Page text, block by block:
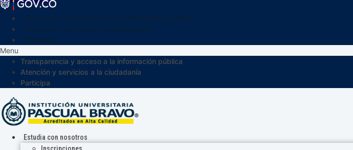
Menu
Transparencia y acceso a la información pública
Atención y servicios a la ciudadanía
Participa
Estudia con nosotros
Inscripciones